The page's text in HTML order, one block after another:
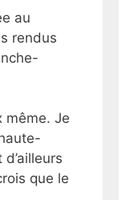
au
rendus
même. Je
que le